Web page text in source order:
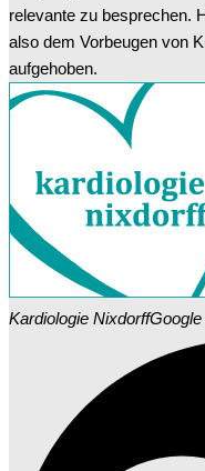
relevante zu besprechen.
also dem Vorbeugen von
aufgehoben.
Kardiologie NixdorffGoogle